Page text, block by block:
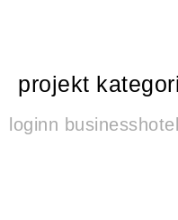
projekt
loginn